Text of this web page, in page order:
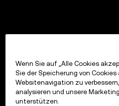
Wenn Sie auf „Alle Cookies
Sie der Speicherung von
Websitenavigation zu
analysieren und unsere
unterstützen.